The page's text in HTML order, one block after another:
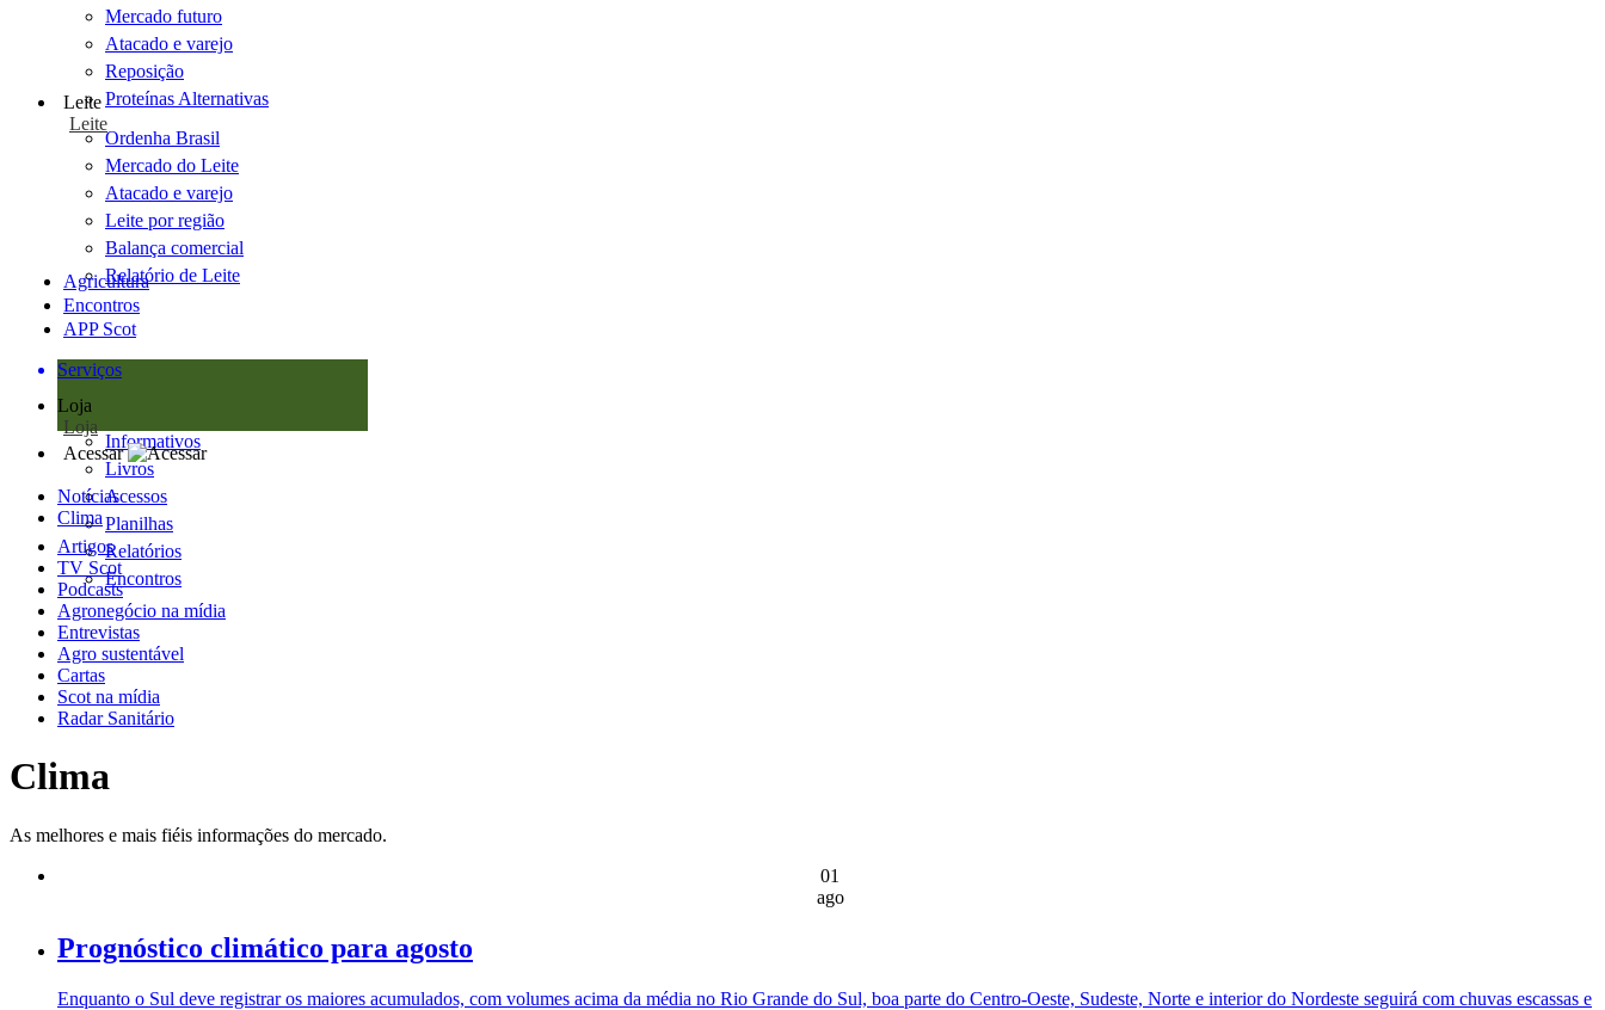
Mercado futuro
Atacado e varejo
Reposição
Proteínas Alternativas
Leite
Leite
Ordenha Brasil
Mercado do Leite
Atacado e varejo
Leite por região
Balança comercial
Relatório de Leite
Agricultura
Encontros
APP Scot
Serviços
Loja
Loja
Informativos
Livros
Acessos
Planilhas
Relatórios
Encontros
Acessar
Notícias
Clima
Artigos
TV Scot
Podcasts
Agronegócio na mídia
Entrevistas
Agro sustentável
Cartas
Scot na mídia
Radar Sanitário
Clima
As melhores e mais fiéis informações do mercado.
01
ago
Prognóstico climático para agosto
Enquanto o Sul deve registrar os maiores acumulados, com volumes acima da média no Rio Grande do Sul, boa parte do Centro-Oeste, Sudeste, Norte e interior do Nordeste seguirá com chuvas escassas e